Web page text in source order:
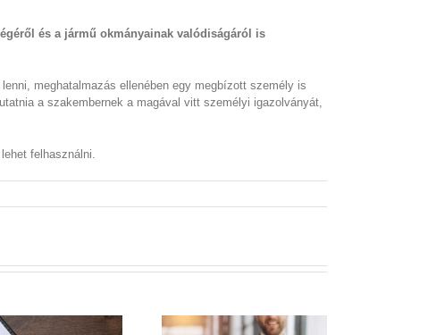
és a jármű okmányainak valódiságáról is
meghatalmazás ellenében egy megbízott személy is
a szakembernek a magával vitt személyi igazolványát,
felhasználni.